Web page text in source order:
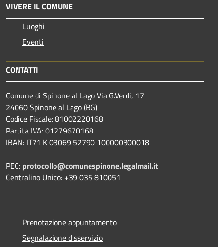
VIVERE IL COMUNE
Luoghi
Eventi
CONTATTI
Comune di Spinone al Lago Via G.Verdi, 17
24060 Spinone al Lago (BG)
Codice Fiscale: 81002220168
Partita IVA: 01279670168
IBAN: IT71 K 03069 52790 100000300018
PEC: protocollo@comunespinone.legalmail.it
Centralino Unico: +39 035 810051
Prenotazione appuntamento
Segnalazione disservizio